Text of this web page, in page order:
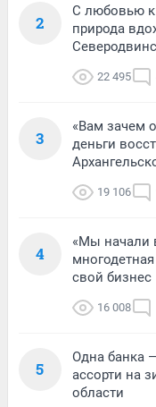
2
С любовью к
природа
22 495
3
«Вам зачем
деньги
19 106
4
«Мы начали
свой бизнес
16 008
5
Одна банка
ассорти на
области